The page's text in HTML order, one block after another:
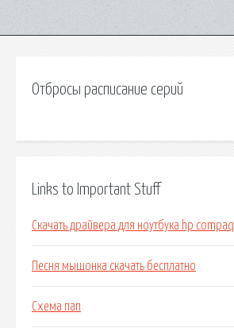
Отбросы расписание серий
Links to Important Stuff
Скачать драйвера для ноутбука hp compaq
Песня мышонка скачать бесплатно
Схема пап